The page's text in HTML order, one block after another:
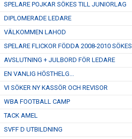
SPELARE POJKAR SÖKES TILL JUNIORLAG
DIPLOMERADE LEDARE
VÄLKOMMEN LAHOD
SPELARE FLICKOR FÖDDA 2008-2010 SÖKES
AVSLUTNING + JULBORD FÖR LEDARE
EN VANLIG HÖSTHELG...
VI SÖKER NY KASSÖR OCH REVISOR
WBA FOOTBALL CAMP
TACK AMEL
SVFF D UTBILDNING